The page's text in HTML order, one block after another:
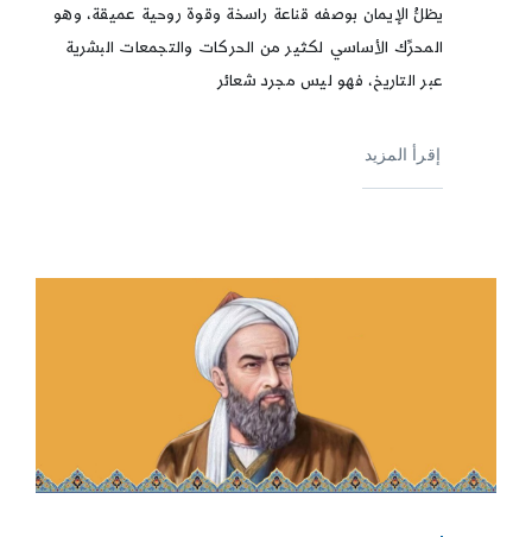
يظلُّ الإيمان بوصفه قناعة راسخة وقوة روحية عميقة، وهو
المحرِّك الأساسي لكثير من الحركات والتجمعات البشرية
عبر التاريخ، فهو ليس مجرد شعائر
إقرأ المزيد